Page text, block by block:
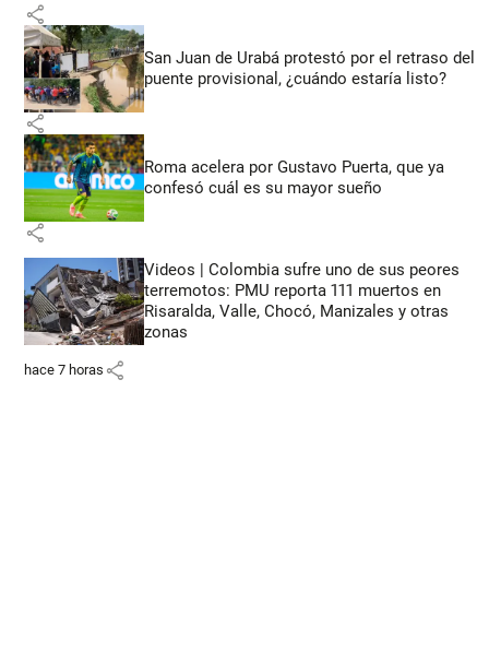
share
San Juan de Urabá protestó por el retraso del
puente provisional, ¿cuándo estaría listo?
share
Roma acelera por Gustavo Puerta, que ya
confesó cuál es su mayor sueño
share
Videos | Colombia sufre uno de sus peores
terremotos: PMU reporta 111 muertos en
Risaralda, Valle, Chocó, Manizales y otras
zonas
hace 7 horas share